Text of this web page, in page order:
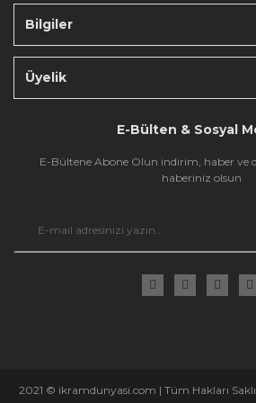
Bilgiler
Üyelik
E-Bülten & Sosyal
E-Bültene Abone Olun indirim, haber ve
haberiniz olsun
2021 © ikramdunyasi.com | Tüm Hakları